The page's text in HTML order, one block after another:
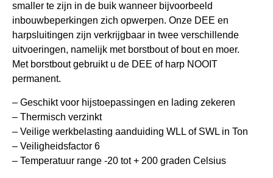
smaller te zijn in de buik wanneer bijvoorbeeld
inbouwbeperkingen zich opwerpen. Onze DEE en
harpsluitingen zijn verkrijgbaar in twee verschillende
uitvoeringen, namelijk met borstbout of bout en moer.
Met borstbout gebruikt u de DEE of harp NOOIT
permanent.
– Geschikt voor hijstoepassingen en lading zekeren
– Thermisch verzinkt
– Veilige werkbelasting aanduiding WLL of SWL in Ton
– Veiligheidsfactor 6
– Temperatuur range -20 tot + 200 graden Celsius